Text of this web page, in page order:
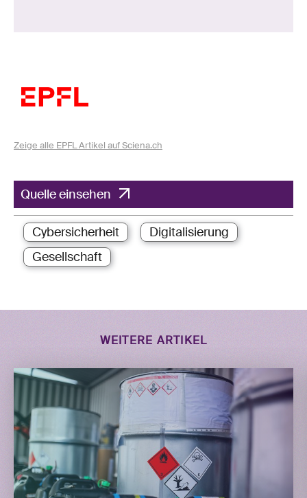
Zeige alle EPFL Artikel auf Sciena.ch
Quelle einsehen
Cybersicherheit
Digitalisierung
Gesellschaft
WEITERE ARTIKEL